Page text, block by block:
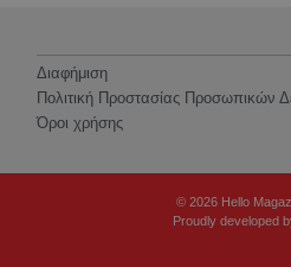
Διαφήμιση
Πολιτική Προστασίας Προσωπικών
Όροι χρήσης
© 2026 Hello
Proudly developed